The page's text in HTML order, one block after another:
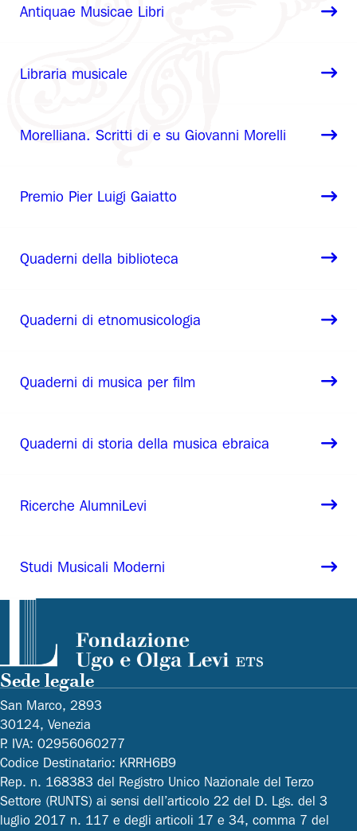
Antiquae Musicae Libri
Libraria musicale
Morelliana. Scritti di e su Giovanni Morelli
Premio Pier Luigi Gaiatto
Quaderni della biblioteca
Quaderni di etnomusicologia
Quaderni di musica per film
Quaderni di storia della musica ebraica
Ricerche AlumniLevi
Studi Musicali Moderni
Sede legale
San Marco, 2893
30124, Venezia
P. IVA: 02956060277
Codice Destinatario: KRRH6B9
Rep. n. 168383 del Registro Unico Nazionale del Terzo
Settore (RUNTS) ai sensi dell’articolo 22 del D. Lgs. del 3
luglio 2017 n. 117 e degli articoli 17 e 34, comma 7 del